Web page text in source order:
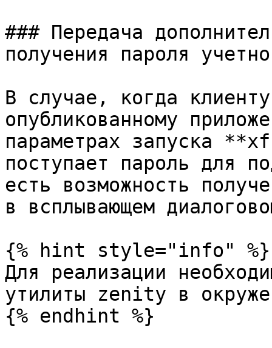
### Передача
получения пароля
В случае, когда
опубликованному
параметрах запуска
поступает пароль для
есть возможность
в всплывающем
{% hint style="info" %}
Для реализации
утилиты zenity в
{% endhint %}